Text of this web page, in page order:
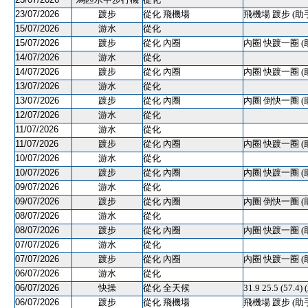
23/07/2026
踱步 從化 飛機場
飛機場 踱步 (助
15/07/2026
游水
從化
15/07/2026
踱步 從化 內圈
內圈 快踱一圈 (
14/07/2026
游水
從化
14/07/2026
踱步 從化 內圈
內圈 快踱一圈 (
13/07/2026
游水
從化
13/07/2026
踱步 從化 內圈
內圈 倒快一圈 (
12/07/2026
游水
從化
11/07/2026
游水
從化
11/07/2026
踱步 從化 內圈
內圈 快踱一圈 (
10/07/2026
游水
從化
10/07/2026
踱步 從化 內圈
內圈 快踱一圈 (
09/07/2026
游水
從化
09/07/2026
踱步 從化 內圈
內圈 倒快一圈 (
08/07/2026
游水
從化
08/07/2026
踱步 從化 內圈
內圈 快踱一圈 (
07/07/2026
游水
從化
07/07/2026
踱步 從化 內圈
內圈 快踱一圈 (
06/07/2026
游水
從化
06/07/2026
快操 從化 全天候
31.9 25.5 (57.4)
06/07/2026
踱步 從化 飛機場
飛機場 踱步 (助